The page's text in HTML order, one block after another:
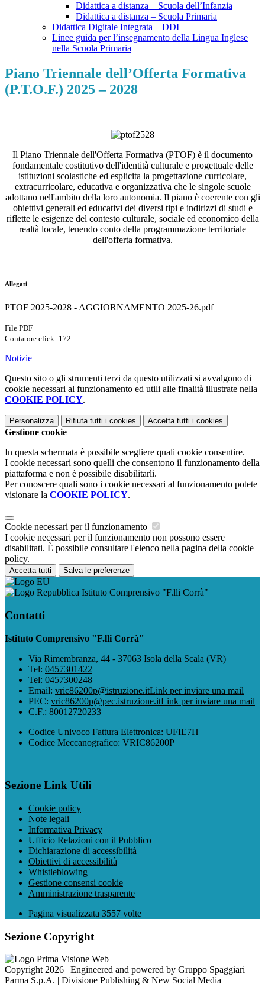
Didattica a distanza – Scuola dell’Infanzia
Didattica a distanza – Scuola Primaria
Didattica Digitale Integrata – DDI
Linee guida per l’insegnamento della Lingua Inglese
nella Scuola Primaria
Piano Triennale dell’Offerta Formativa
(P.T.O.F.) 2025 – 2028
Il Piano Triennale dell'Offerta Formativa (PTOF) è il documento
fondamentale costitutivo dell'identità culturale e progettuale delle
istituzioni scolastiche ed esplicita la progettazione curricolare,
extracurricolare, educativa e organizzativa che le singole scuole
adottano nell'ambito della loro autonomia. Il piano è coerente con gli
obiettivi generali ed educativi dei diversi tipi e indirizzi di studi e
riflette le esigenze del contesto culturale, sociale ed economico della
realtà locale, tenendo conto della programmazione territoriale
dell'offerta formativa.
Allegati
PTOF 2025-2028 - AGGIORNAMENTO 2025-26.pdf
File PDF
Contatore click: 172
Notizie
Questo sito o gli strumenti terzi da questo utilizzati si avvalgono di
cookie necessari al funzionamento ed utili alle finalità illustrate nella
COOKIE POLICY.
Personalizza Rifiuta tutti i cookies Accetta tutti i cookies
Gestione cookie
In questa schermata è possibile scegliere quali cookie consentire.
I cookie necessari sono quelli che consentono il funzionamento della
piattaforma e non è possibile disabilitarli.
Per conoscere quali sono i cookie necessari al funzionamento potete
visionare la COOKIE POLICY.
Cookie necessari per il funzionamento
I cookie necessari per il funzionamento non possono essere
disabilitati. È possibile consultare l'elenco nella pagina della cookie
policy.
Accetta tutti Salva le preferenze
Istituto Comprensivo "F.lli Corrà"
Contatti
Istituto Comprensivo "F.lli Corrà"
Via Rimembranza, 44 - 37063 Isola della Scala (VR)
Tel: 0457301422
Tel: 0457300248
Email: vric86200p@istruzione.itLink per inviare una mail
PEC: vric86200p@pec.istruzione.itLink per inviare una mail
C.F.: 80012720233
Codice Univoco Fattura Elettronica: UFIE7H
Codice Meccanografico: VRIC86200P
Sezione Link Utili
Cookie policy
Note legali
Informativa Privacy
Ufficio Relazioni con il Pubblico
Dichiarazione di accessibilità
Obiettivi di accessibilità
Whistleblowing
Gestione consensi cookie
Amministrazione trasparente
Pagina visualizzata 3557 volte
Sezione Copyright
Copyright 2026 | Engineered and powered by Gruppo Spaggiari
Parma S.p.A. | Divisione Publishing & New Social Media